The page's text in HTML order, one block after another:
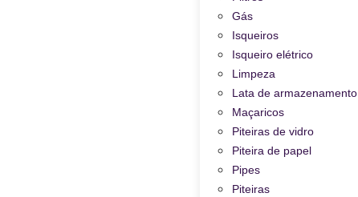
Gás
Isqueiros
Isqueiro elétrico
Limpeza
Lata de armazenamento
Maçaricos
Piteiras de vidro
Piteira de papel
Pipes
Piteiras